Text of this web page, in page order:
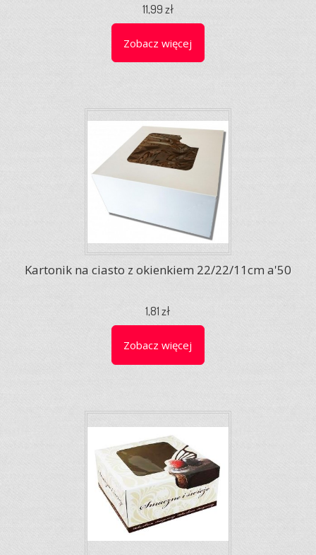
11,99 zł
Zobacz więcej
Kartonik na ciasto z okienkiem 22/22/11cm a'50
1,81 zł
Zobacz więcej